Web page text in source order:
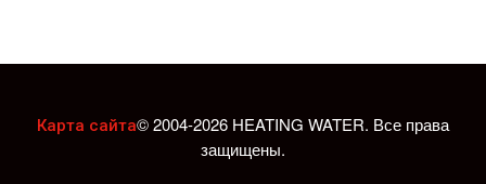
Карта сайта© 2004-2026 HEATING WATER. Все права
защищены.